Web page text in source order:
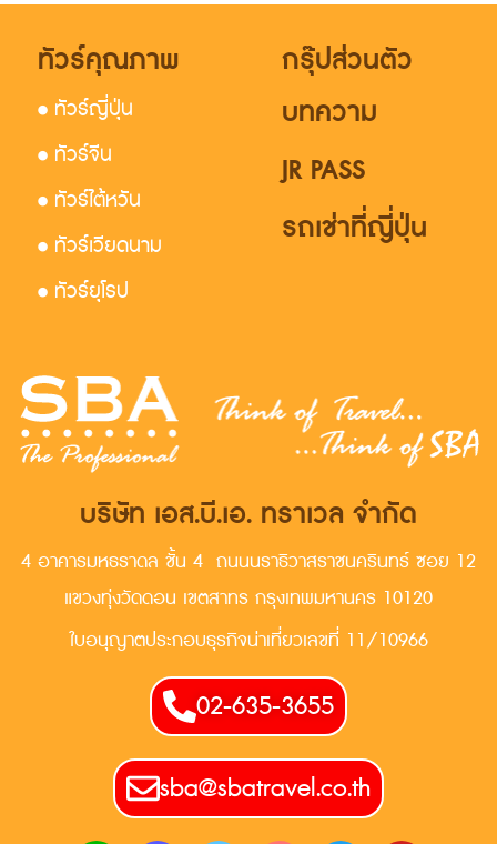
ทัวร์คุณภาพ
• ทัวร์ญี่ปุ่น
• ทัวร์จีน
• ทัวร์ไต้หวัน
• ทัวร์เวียดนาม
• ทัวร์ยุโรป
กรุ๊ปส่วนตัว
บทความ
JR PASS
รถเช่าที่ญี่ปุ่น
บริษัท เอส.บี.เอ. ทราเวล จำกัด
4 อาคารมหธราดล ชั้น 4 ถนนนราธิวาสราชนครินทร์ ซอย 12
แขวงทุ่งวัดดอน เขตสาทร กรุงเทพมหานคร 10120
ใบอนุญาตประกอบธุรกิจน่าเที่ยวเลขที่ 11/10966
02-635-3655
sba@sbatravel.co.th